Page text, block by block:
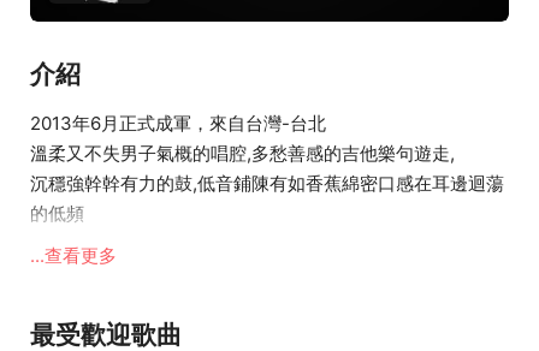
介紹
2013年6月正式成軍，來自台灣-台北
溫柔又不失男子氣概的唱腔,多愁善感的吉他樂句遊走,
沉穩強幹幹有力的鼓,低音鋪陳有如香蕉綿密口感在耳邊迴蕩
的低頻
紀錄些我們眼前的人事物 用很認真的心態做歌給大家聽
...查看更多
最受歡迎歌曲